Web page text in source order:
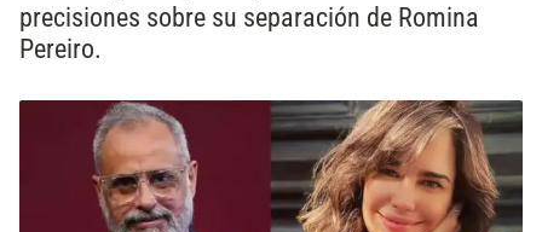
precisiones sobre su separación de Romina
Pereiro.